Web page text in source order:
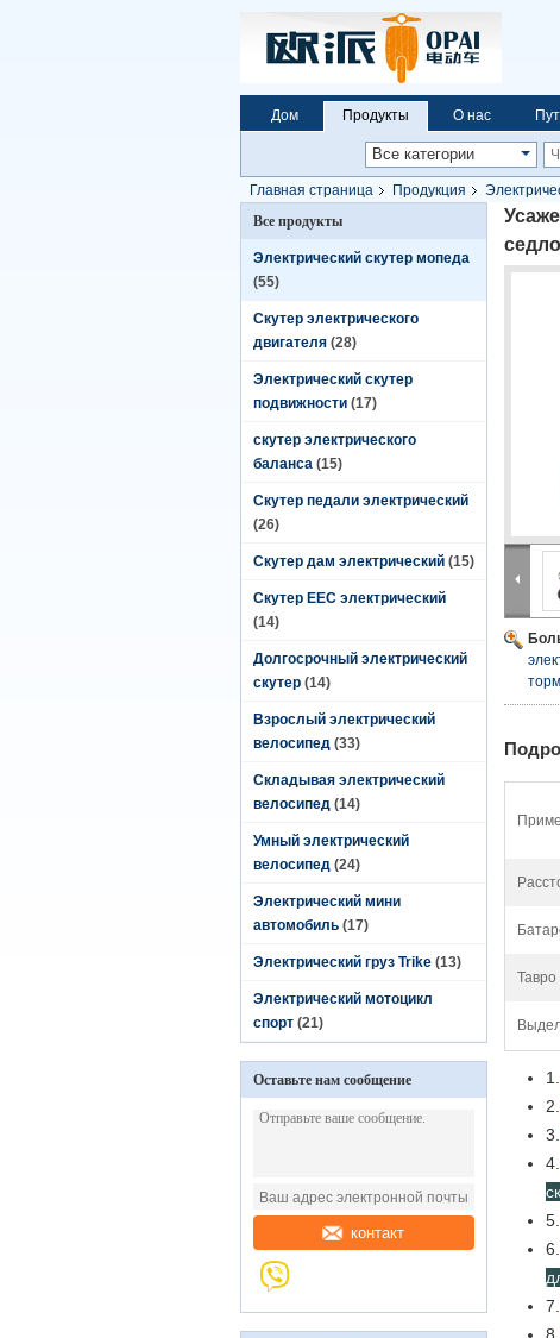
Дом Продукты О нас
Главная страница Продукция
седловины
Все продукты
Электрический скутер мопеда
(55)
Скутер электрического
двигателя (28)
Электрический скутер
подвижности (17)
скутер электрического
баланса (15)
Скутер педали электрический
(26)
Скутер дам электрический (15)
Скутер EEC электрический
(14)
Долгосрочный электрический
скутер (14)
Взрослый электрический
велосипед (33)
Складывая электрический
велосипед (14)
Умный электрический
велосипед (24)
Электрический мини
автомобиль (17)
Электрический груз Trike (13)
Электрический мотоцикл
спорт (21)
Оставьте нам сообщение
контакт
1.
2.
3.
4.
5.
6.
7.